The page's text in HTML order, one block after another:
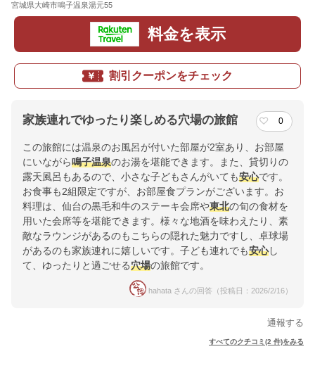
宮城県大崎市鳴子温泉湯元55
料金を表示
割引クーポンをチェック
家族連れでゆったり楽しめる穴場の旅館 0
この旅館には温泉のお風呂が付いた部屋が2室あり、お部屋
にいながら鳴子温泉のお湯を堪能できます。また、貸切りの
露天風呂もあるので、小さな子どもさんがいても安心です。
お食事も2組限定ですが、お部屋食プランがございます。お
料理は、仙台の黒毛和牛のステーキ会席や東北の旬の食材を
用いた会席等を堪能できます。様々な地酒を味わえたり、素
敵なラウンジがあるのもこちらの隠れた魅力ですし、卓球場
があるのも家族連れに嬉しいです。子ども連れでも安心し
て、ゆったりと過ごせる穴場の旅館です。
hahata さんの回答（投稿日：2026/2/16）
通報する
すべてのクチコミ(2 件)をみる